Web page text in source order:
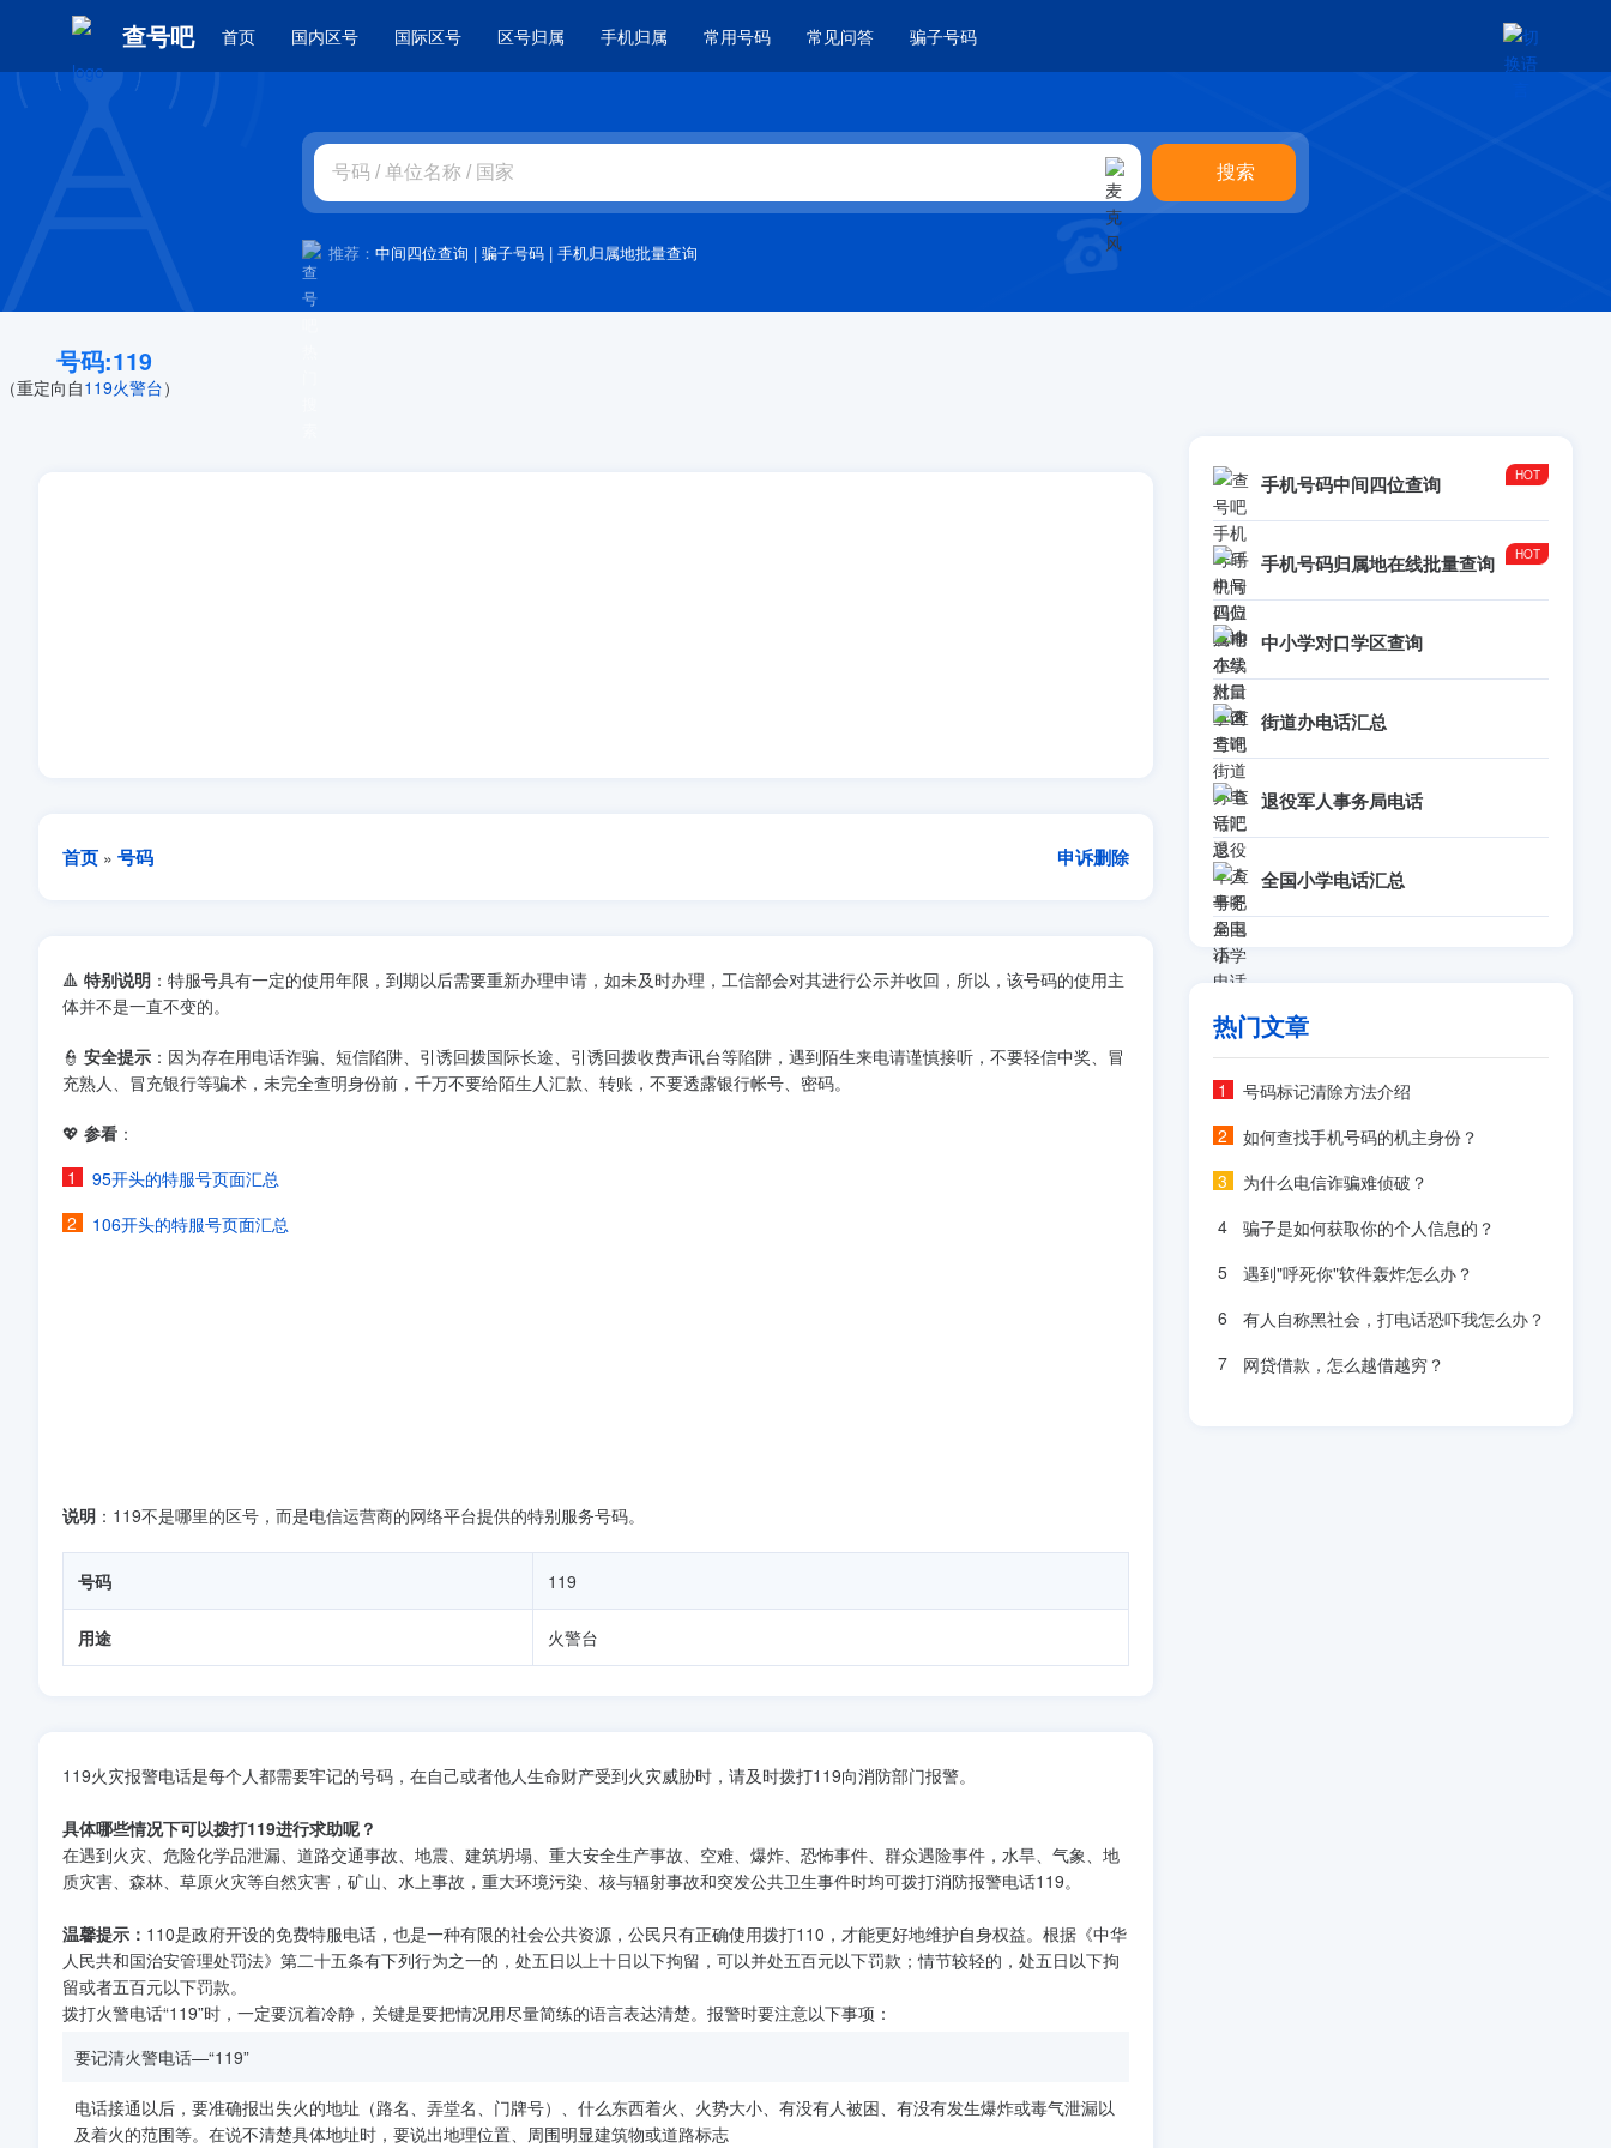
查号吧 首页 国内区号 国际区号 区号归属 手机归属 常用号码 常见问答 骗子号码
推荐： 中间四位查询 | 骗子号码 | 手机归属地批量查询
号码:119
（重定向自119火警台）
首页 » 号码 申诉删除
🔺 特别说明 ：特服号具有一定的使用年限，到期以后需要重新办理申请，如未及时办理，工信部会对其进行公示并收回，所以，该号码的使用主
体并不是一直不变的。
👮 安全提示 ：因为存在用电话诈骗、短信陷阱、引诱回拨国际长途、引诱回拨收费声讯台等陷阱，遇到陌生来电请谨慎接听，不要轻信中奖、冒
充熟人、冒充银行等骗术，未完全查明身份前，千万不要给陌生人汇款、转账，不要透露银行帐号、密码。
💖 参看 ：
95开头的特服号页面汇总
106开头的特服号页面汇总
说明 ：119不是哪里的区号，而是电信运营商的网络平台提供的特别服务号码。
号码 119
用途 火警台
119火灾报警电话是每个人都需要牢记的号码，在自己或者他人生命财产受到火灾威胁时，请及时拨打119向消防部门报警。
具体哪些情况下可以拨打119进行求助呢？
在遇到火灾、危险化学品泄漏、道路交通事故、地震、建筑坍塌、重大安全生产事故、空难、爆炸、恐怖事件、群众遇险事件，水旱、气象、地
质灾害、森林、草原火灾等自然灾害，矿山、水上事故，重大环境污染、核与辐射事故和突发公共卫生事件时均可拨打消防报警电话119。
温馨提示： 110是政府开设的免费特服电话，也是一种有限的社会公共资源，公民只有正确使用拨打110，才能更好地维护自身权益。根据《中华
人民共和国治安管理处罚法》第二十五条有下列行为之一的，处五日以上十日以下拘留，可以并处五百元以下罚款；情节较轻的，处五日以下拘
留或者五百元以下罚款。
拨打火警电话“119”时，一定要沉着冷静，关键是要把情况用尽量简练的语言表达清楚。报警时要注意以下事项：
要记清火警电话—“119”
电话接通以后，要准确报出失火的地址（路名、弄堂名、门牌号）、什么东西着火、火势大小、有没有人被困、有没有发生爆炸或毒气泄漏以
及着火的范围等。在说不清楚具体地址时，要说出地理位置、周围明显建筑物或道路标志
手机号码中间四位查询
手机号码归属地在线批量查询
中小学对口学区查询
街道办电话汇总
退役军人事务局电话
全国小学电话汇总
热门文章
号码标记清除方法介绍
如何查找手机号码的机主身份？
为什么电信诈骗难侦破？
骗子是如何获取你的个人信息的？
遇到"呼死你"软件轰炸怎么办？
有人自称黑社会，打电话恐吓我怎么办？
网贷借款，怎么越借越穷？